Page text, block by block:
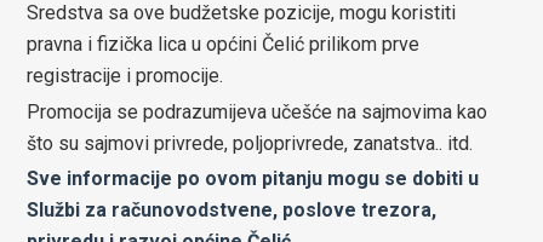
Sredstva sa ove budžetske pozicije, mogu koristiti
pravna i fizička lica u općini Čelić prilikom prve
registracije i promocije.
Promocija se podrazumijeva učešće na sajmovima kao
što su sajmovi privrede, poljoprivrede, zanatstva.. itd.
Sve informacije po ovom pitanju mogu se dobiti u
Službi za računovodstvene, poslove trezora,